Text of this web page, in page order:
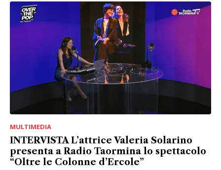
MULTIMEDIA
INTERVISTA L’attrice Valeria Solarino
presenta a Radio Taormina lo spettacolo
“Oltre le Colonne d’Ercole”